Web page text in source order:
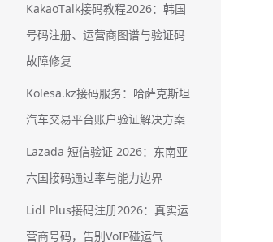
KakaoTalk接码教程2026：韩国
号码注册、运营商图谱与验证码
故障修复
Kolesa.kz接码服务：哈萨克斯坦
汽车交易平台账户验证解决方案
Lazada 短信验证 2026：东南亚
六国接码通过率与能力边界
Lidl Plus接码注册2026：真实运
营商号码，告别VoIP碰运气